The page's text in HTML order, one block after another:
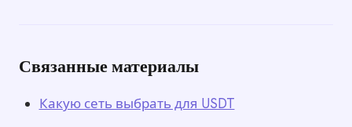
Связанные материалы
Какую сеть выбрать для USDT